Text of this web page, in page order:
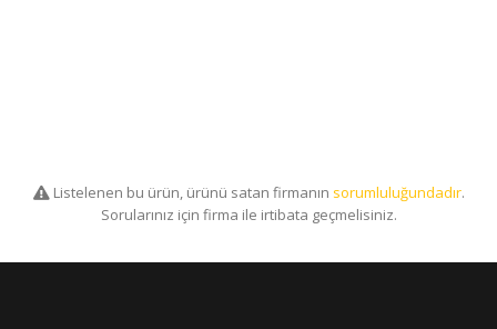
Listelenen bu ürün, ürünü satan firmanın sorumluluğundadır.
Sorularınız için firma ile irtibata geçmelisiniz.